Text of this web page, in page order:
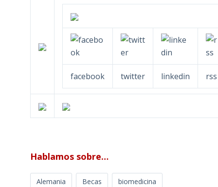
facebook twitter linkedin rss
Hablamos sobre…
Alemania Becas biomedicina